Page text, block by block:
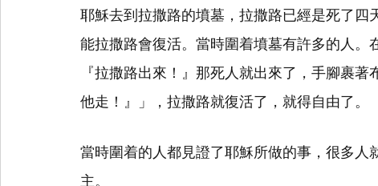
耶穌去到拉撒路的墳墓，拉撒路已經是死了
能拉撒路會復活。當時圍着墳墓有許多的人。
『拉撒路出來！』那死人就出來了，手腳裹
他走！』」，拉撒路就復活了，就得自由了。
當時圍着的人都見證了耶穌所做的事，很多
主。